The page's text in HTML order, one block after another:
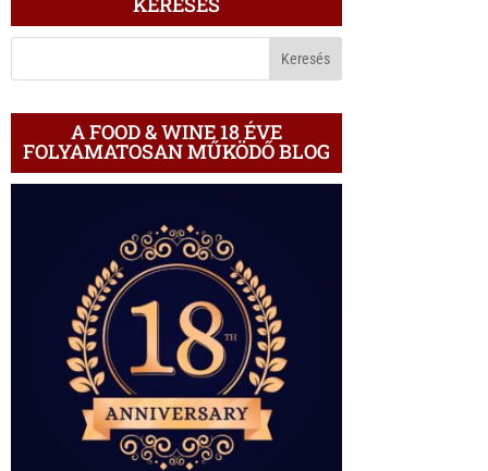
BLOGON
A FOOD & WINE 18 ÉVE
FOLYAMATOSAN MŰKÖDŐ BLOG